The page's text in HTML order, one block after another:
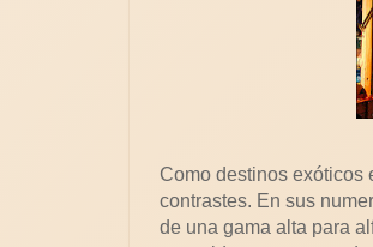
Como destinos exóticos
contrastes. En sus
de una gama alta para